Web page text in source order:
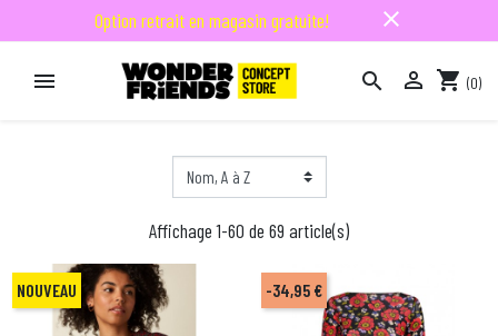
Option retrait en magasin gratuite! close
   shopping_cart (0)
Affichage 1-60 de 69 article(s)
NOUVEAU -34,95 €